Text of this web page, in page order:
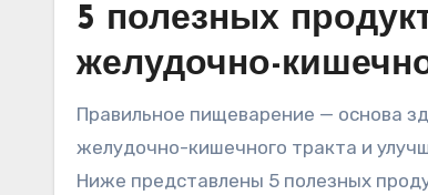
5 полезных
желудочно-
Правильное пищеварение — основа
желудочно-кишечного тракта и
Ниже представлены 5 полезных